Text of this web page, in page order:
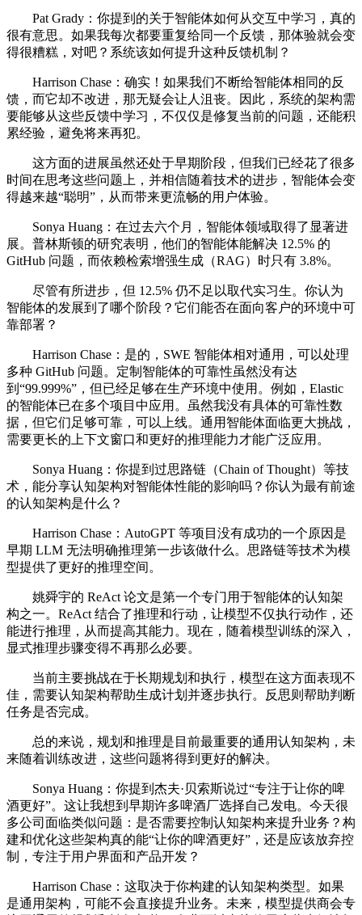
Pat Grady：你提到的关于智能体如何从交互中学习，真的
很有意思。如果我每次都要重复给同一个反馈，那体验就会变
得很糟糕，对吧？系统该如何提升这种反馈机制？
Harrison Chase：确实！如果我们不断给智能体相同的反
馈，而它却不改进，那无疑会让人沮丧。因此，系统的架构需
要能够从这些反馈中学习，不仅仅是修复当前的问题，还能积
累经验，避免将来再犯。
这方面的进展虽然还处于早期阶段，但我们已经花了很多
时间在思考这些问题上，并相信随着技术的进步，智能体会变
得越来越“聪明”，从而带来更流畅的用户体验。
Sonya Huang：在过去六个月，智能体领域取得了显著进
展。普林斯顿的研究表明，他们的智能体能解决 12.5% 的
GitHub 问题，而依赖检索增强生成（RAG）时只有 3.8%。
尽管有所进步，但 12.5% 仍不足以取代实习生。你认为
智能体的发展到了哪个阶段？它们能否在面向客户的环境中可
靠部署？
Harrison Chase：是的，SWE 智能体相对通用，可以处理
多种 GitHub 问题。定制智能体的可靠性虽然没有达
到“99.999%”，但已经足够在生产环境中使用。例如，Elastic
的智能体已在多个项目中应用。虽然我没有具体的可靠性数
据，但它们足够可靠，可以上线。通用智能体面临更大挑战，
需要更长的上下文窗口和更好的推理能力才能广泛应用。
Sonya Huang：你提到过思路链（Chain of Thought）等技
术，能分享认知架构对智能体性能的影响吗？你认为最有前途
的认知架构是什么？
Harrison Chase：AutoGPT 等项目没有成功的一个原因是
早期 LLM 无法明确推理第一步该做什么。思路链等技术为模
型提供了更好的推理空间。
姚舜宇的 ReAct 论文是第一个专门用于智能体的认知架
构之一。ReAct 结合了推理和行动，让模型不仅执行动作，还
能进行推理，从而提高其能力。现在，随着模型训练的深入，
显式推理步骤变得不再那么必要。
当前主要挑战在于长期规划和执行，模型在这方面表现不
佳，需要认知架构帮助生成计划并逐步执行。反思则帮助判断
任务是否完成。
总的来说，规划和推理是目前最重要的通用认知架构，未
来随着训练改进，这些问题将得到更好的解决。
Sonya Huang：你提到杰夫·贝索斯说过“专注于让你的啤
酒更好”。这让我想到早期许多啤酒厂选择自己发电。今天很
多公司面临类似问题：是否需要控制认知架构来提升业务？构
建和优化这些架构真的能“让你的啤酒更好”，还是应该放弃控
制，专注于用户界面和产品开发？
Harrison Chase：这取决于你构建的认知架构类型。如果
是通用架构，可能不会直接提升业务。未来，模型提供商会专